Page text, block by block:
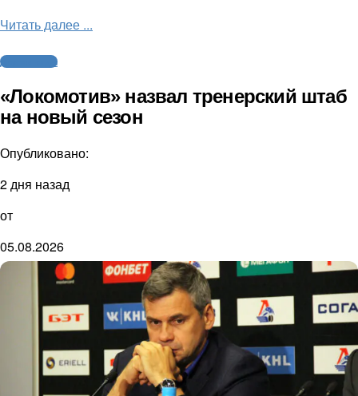
Читать далее ...
Другие виды
«Локомотив» назвал тренерский штаб
на новый сезон
Опубликовано:
2 дня назад
от
05.08.2026